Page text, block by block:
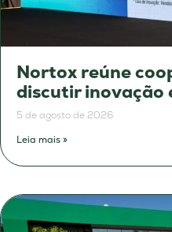
Nortox reúne
discutir inovação
5 de agosto de 2026
Leia mais »